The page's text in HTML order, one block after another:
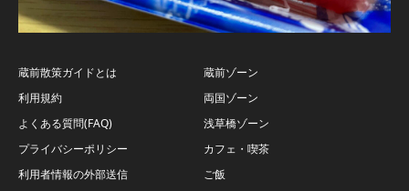
蔵前散策ガイドとは
利用規約
よくある質問(FAQ)
プライバシーポリシー
利用者情報の外部送信
蔵前ゾーン
両国ゾーン
浅草橋ゾーン
カフェ・喫茶
ご飯